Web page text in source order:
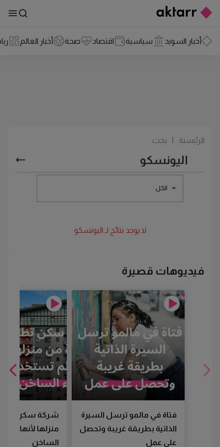
أخبار السويد سياسية اقتصاد صحة أخبار العالم
الرئيسية بحث
الكل
لا يوجد نتائج لـ اليونسكو
فيديوهات قصيرة
فتاة في مالمو ترسل السيرة
الذاتية بطريقة غريبة وتحصل
على عمل
شركة سكن
منزلها لأنها لم
الساخن